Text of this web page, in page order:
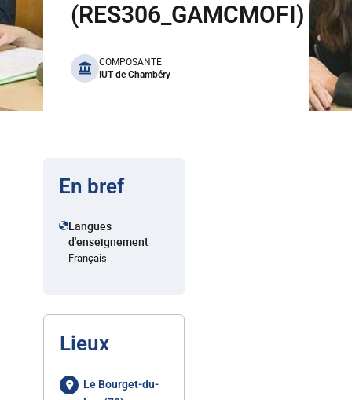
(RES306_GAMCMOFI)
benefits
COMPOSANTE
IUT de Chambéry
En bref
Langues
d'enseignement
Français
Lieux
Le Bourget-du-